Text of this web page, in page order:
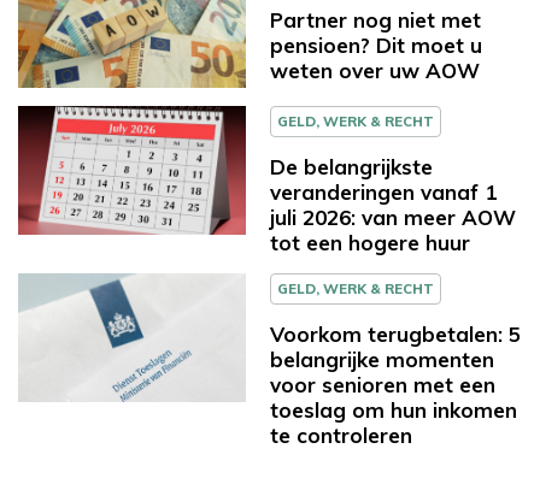
Partner nog niet met
pensioen? Dit moet u
weten over uw AOW
GELD, WERK & RECHT
De belangrijkste
veranderingen vanaf 1
juli 2026: van meer AOW
tot een hogere huur
GELD, WERK & RECHT
Voorkom terugbetalen: 5
belangrijke momenten
voor senioren met een
toeslag om hun inkomen
te controleren